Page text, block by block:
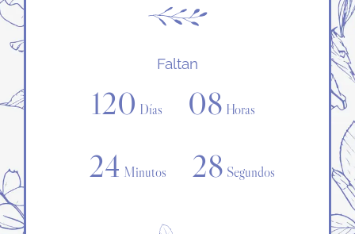
Faltan
120 Días 08 Horas
24 Minutos 28 Segundos